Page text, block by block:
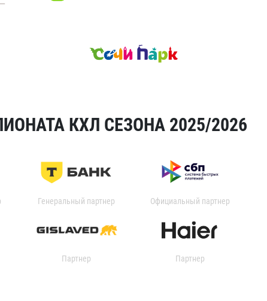
КХЛ СЕЗОНА 2025/2026
Генеральный партнер Официальный партнер
Партнер Партнер